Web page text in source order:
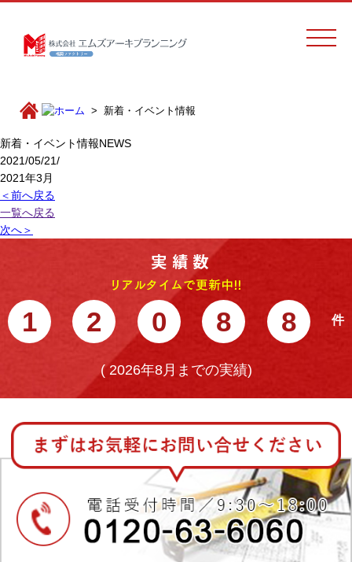
新着・イベント情報
新着・イベント情報NEWS
2021/05/21/
2021年3月
＜前へ戻る
一覧へ戻る
次へ＞
1 2 0 8 8
(2026年8月までの実績)